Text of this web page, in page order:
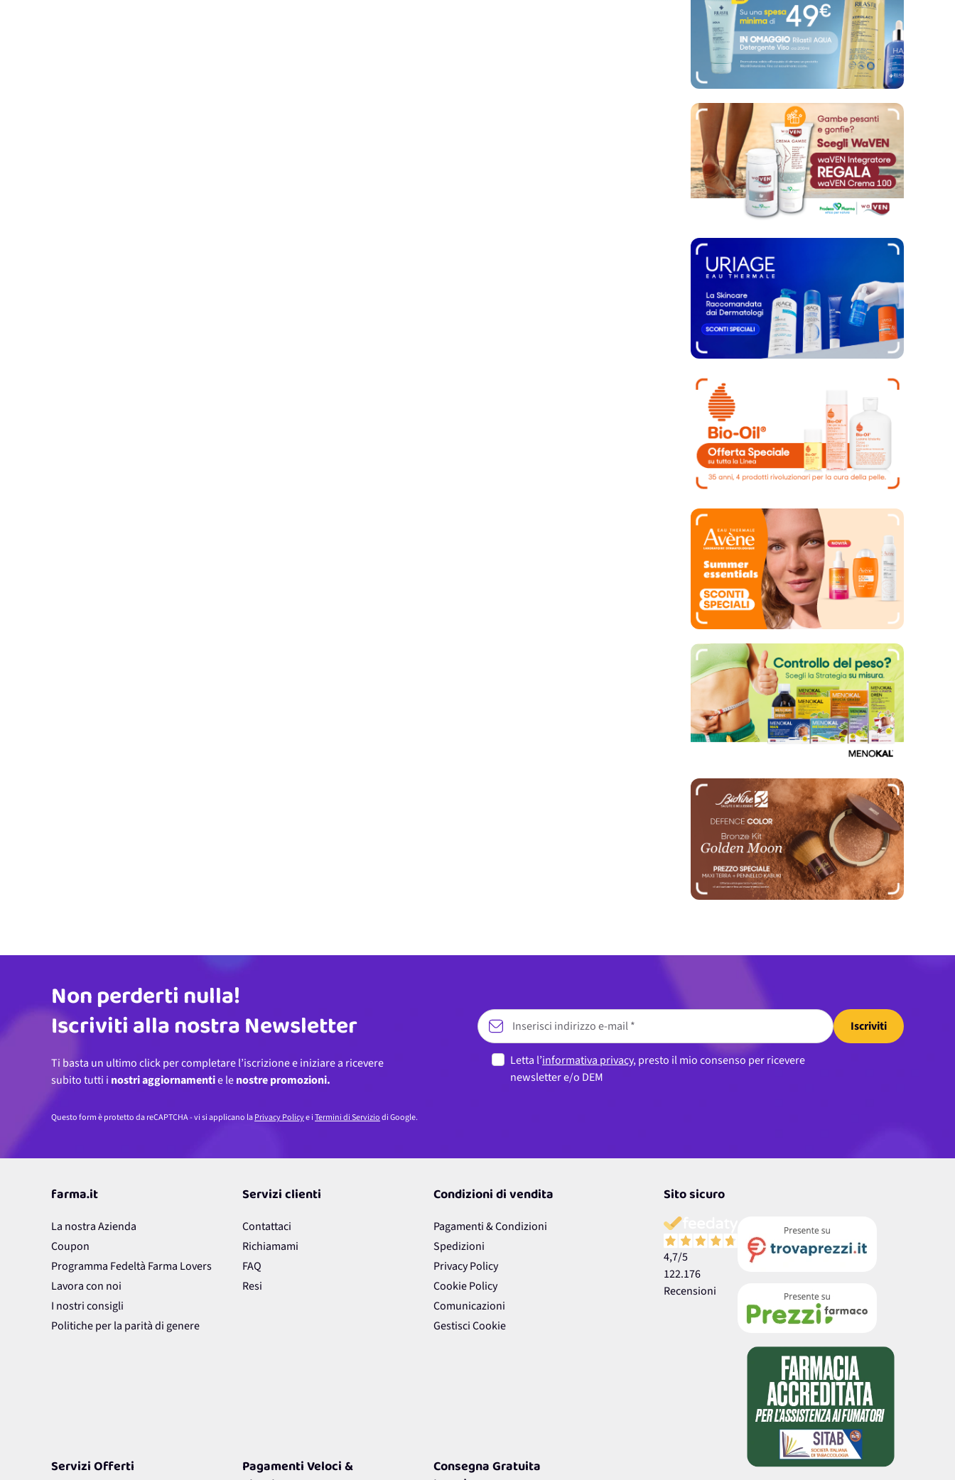
Indirizzo email
Non perderti nulla!
Iscriviti alla nostra Newsletter
Ti basta un ultimo click per completare l’iscrizione e iniziare a ricevere
subito tutti i nostri aggiornamentie lenostre promozioni.
Iscriviti
Letta l’informativa privacy, presto il mio consenso per ricevere
newsletter e/o DEM
Questo form è protetto da reCAPTCHA - vi si applicano laPrivacy Policye iTermini di Serviziodi Google.
farma.it
La nostra Azienda
Coupon
Programma Fedeltà Farma Lovers
Lavora con noi
I nostri consigli
Politiche per la parità di genere
Servizi clienti
Contattaci
Richiamami
FAQ
Resi
Condizioni di vendita
Pagamenti & Condizioni
Spedizioni
Privacy Policy
Cookie Policy
Comunicazioni
Gestisci Cookie
Servizi Offerti Pagamenti Veloci & Consegna Gratuita
Sito sicuro
4,7/5
122.176
Recensioni